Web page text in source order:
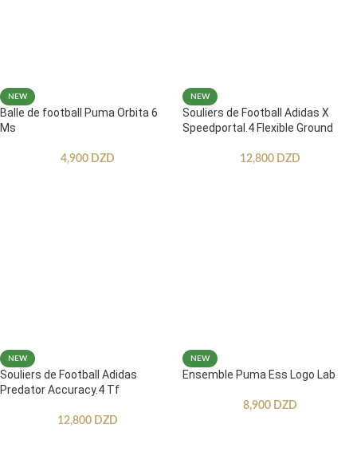
NEW
Balle de football Puma Orbita 6
Ms
4,900 DZD
NEW
Souliers de Football Adidas X
Speedportal.4 Flexible Ground
12,800 DZD
NEW
Souliers de Football Adidas
Predator Accuracy.4 Tf
12,800 DZD
NEW
Ensemble Puma Ess Logo Lab
8,900 DZD